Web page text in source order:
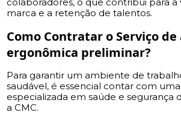
marca e a retenção de talentos.
Como Contratar o Serviço de
ergonômica preliminar?
Para garantir um ambiente de
saudável, é essencial contar com
especializada em saúde e segurança
a CMC.